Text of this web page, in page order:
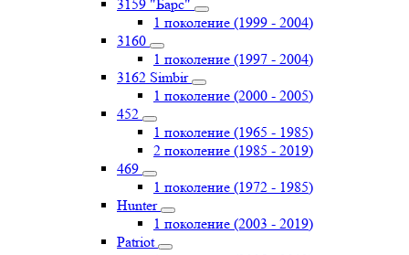
3159 "Барс"
1 поколение (1999 - 2004)
3160
1 поколение (1997 - 2004)
3162 Simbir
1 поколение (2000 - 2005)
452
1 поколение (1965 - 1985)
2 поколение (1985 - 2019)
469
1 поколение (1972 - 1985)
Hunter
1 поколение (2003 - 2019)
Patriot